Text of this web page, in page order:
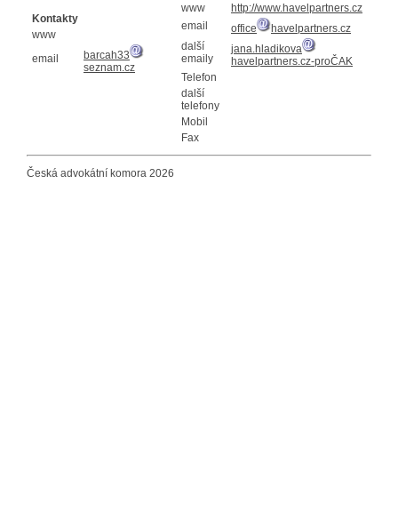
Kontakty
www
email
barcah33
seznam.cz
www
http://www.havelpartners.cz
email
office
havelpartners.cz
další
emaily
jana.hladikova
havelpartners.cz-proČAK
Telefon
další
telefony
Mobil
Fax
Česká advokátní komora 2026